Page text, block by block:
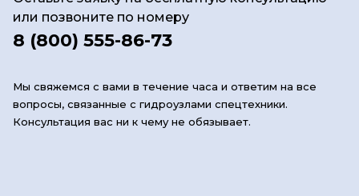
или позвоните по номеру
8 (800) 555-86-73
Мы свяжемся с вами в течение часа и ответим на все
вопросы, связанные с гидроузлами спецтехники.
Консультация вас ни к чему не обязывает.